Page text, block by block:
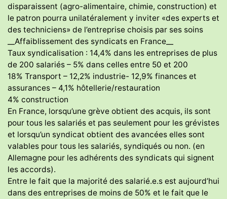
disparaissent (agro-alimentaire, chimie, construction) et
le patron pourra unilatéralement y inviter «des experts et
des techniciens» de l’entreprise choisis par ses soins
__Affaiblissement des syndicats en France__
Taux syndicalisation : 14,4% dans les entreprises de plus
de 200 salariés – 5% dans celles entre 50 et 200
18% Transport – 12,2% industrie- 12,9% finances et
assurances – 4,1% hôtellerie/restauration
4% construction
En France, lorsqu’une grève obtient des acquis, ils sont
pour tous les salariés et pas seulement pour les grévistes
et lorsqu’un syndicat obtient des avancées elles sont
valables pour tous les salariés, syndiqués ou non. (en
Allemagne pour les adhérents des syndicats qui signent
les accords).
Entre le fait que la majorité des salarié.e.s est aujourd’hui
dans des entreprises de moins de 50% et le fait que le